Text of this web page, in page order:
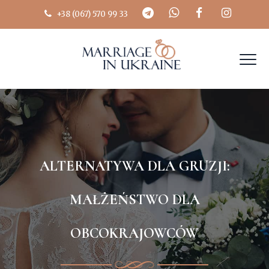
+38 (067) 570 99 33
ALTERNATYWA DLA GRUZJI:
MAŁŻEŃSTWO DLA
OBCOKRAJOWCÓW